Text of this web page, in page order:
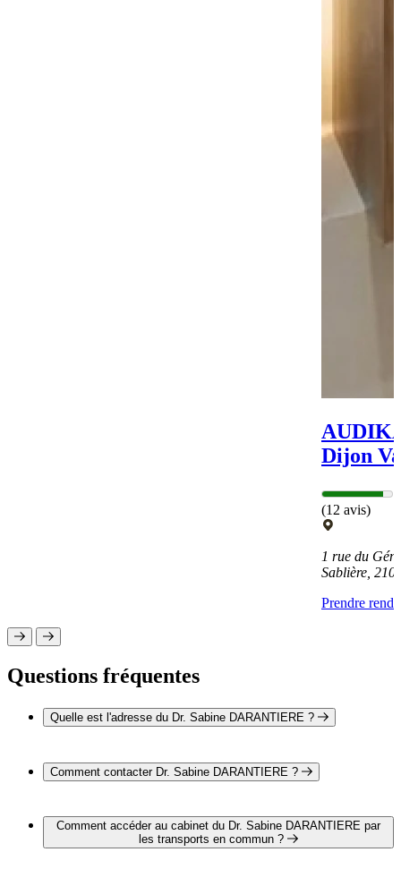
Dijon
(12 avis)
1 rue du
Sablière,
Prendre
Questions fréquentes
Quelle est l'adresse du Dr. Sabine DARANTIERE ?
21000 DIJON
Comment contacter Dr. Sabine DARANTIERE ?
téléphone au 03 80 48 61 65.
Comment accéder au cabinet du Dr. Sabine DARANTIERE par
les transports en commun ?